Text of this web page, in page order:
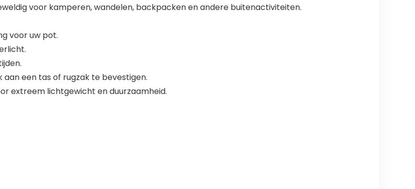
voor kamperen, wandelen, backpacken en andere buitenactiviteiten.
voor uw pot.
een tas of rugzak te bevestigen.
extreem lichtgewicht en duurzaamheid.